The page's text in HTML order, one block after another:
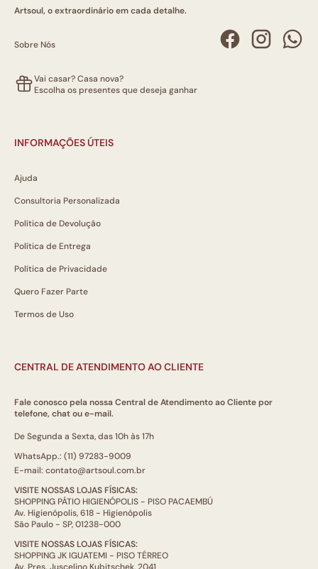
Artsoul, o extraordinário em cada detalhe.
Sobre Nós
Vai casar? Casa nova?
Escolha os presentes que deseja ganhar
INFORMAÇÕES ÚTEIS
Ajuda
Consultoria Personalizada
Política de Devolução
Política de Entrega
Política de Privacidade
Quero Fazer Parte
Termos de Uso
CENTRAL DE ATENDIMENTO AO CLIENTE
Fale conosco pela nossa Central de Atendimento ao Cliente por
telefone, chat ou e-mail.
De Segunda a Sexta, das 10h às 17h
WhatsApp.: (11) 97283-9009
E-mail: contato@artsoul.com.br
VISITE NOSSAS LOJAS FÍSICAS:
SHOPPING PÁTIO HIGIENÓPOLIS - PISO PACAEMBÚ
Av. Higienópolis, 618 - Higienópolis
São Paulo - SP, 01238-000
VISITE NOSSAS LOJAS FÍSICAS:
SHOPPING JK IGUATEMI - PISO TÉRREO